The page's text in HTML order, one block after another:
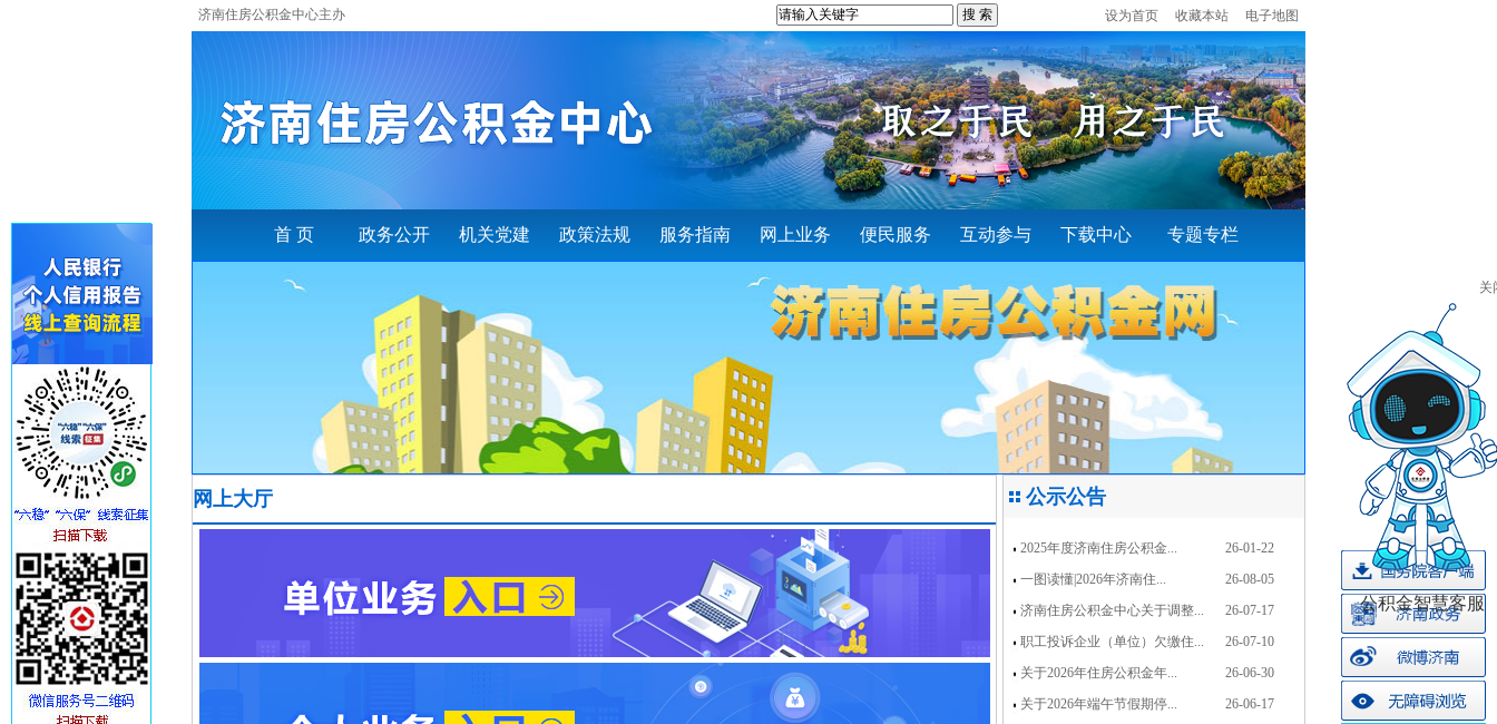
济南住房公积金中心主办 设为首页 收藏本站 电子地图
首 页 政务公开 机关党建 政策法规 服务指南 网上业务 便民服务 互动参与 下载中心 专题专栏
网上大厅 公示公告
2025年度济南住房公积金...
26-01-22
一图读懂|2026年济南住...
26-08-05
济南住房公积金中心关于调整...
26-07-17
职工投诉企业（单位）欠缴住...
26-07-10
关于2026年住房公积金年...
26-06-30
关于2026年端午节假期停...
26-06-17
关
公积金智慧客服